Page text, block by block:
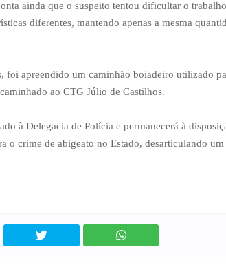
ainda que o suspeito tentou dificultar o
diferentes, mantendo apenas a mesma
foi apreendido um caminhão boiadeiro utilizado
ao CTG Júlio de Castilhos.
à Delegacia de Polícia e permanecerá à
o crime de abigeato no Estado, desarticulando